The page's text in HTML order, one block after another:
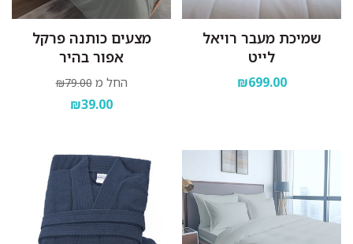
שמיכת מעבר רויאל
לייט
₪699.00
מצעים כותנה פרקל
אפור בהיר
החל מ ₪79.00
₪39.00